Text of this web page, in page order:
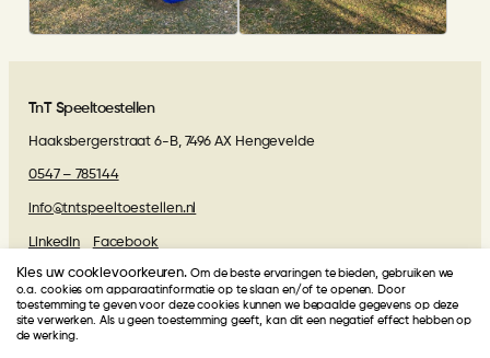
TnT Speeltoestellen
Haaksbergerstraat 6-B, 7496 AX Hengevelde
0547 – 785144
info@tntspeeltoestellen.nl
LinkedIn Facebook
Algemene voorwaarden
Beoordelingen van onze klanten
Kies uw cookievoorkeuren. Om de beste ervaringen te bieden, gebruiken we
o.a. cookies om apparaatinformatie op te slaan en/of te openen. Door
toestemming te geven voor deze cookies kunnen we bepaalde gegevens op deze
site verwerken. Als u geen toestemming geeft, kan dit een negatief effect hebben op
de werking.